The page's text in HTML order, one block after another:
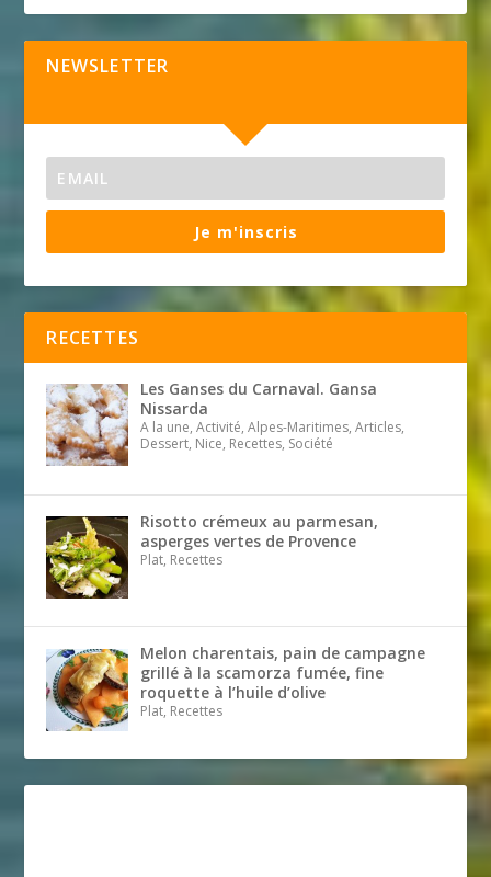
NEWSLETTER
Je m'inscris
RECETTES
Les Ganses du Carnaval. Gansa
Nissarda
A la une, Activité, Alpes-Maritimes, Articles,
Dessert, Nice, Recettes, Société
Risotto crémeux au parmesan,
asperges vertes de Provence
Plat, Recettes
Melon charentais, pain de campagne
grillé à la scamorza fumée, fine
roquette à l’huile d’olive
Plat, Recettes